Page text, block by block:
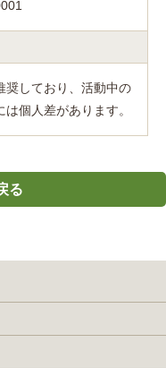
奨しており、活動中の
個人差があります。
る